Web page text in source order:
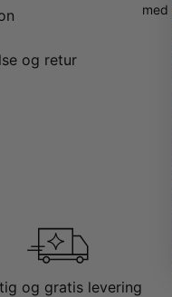
og retur
med
og gratis levering